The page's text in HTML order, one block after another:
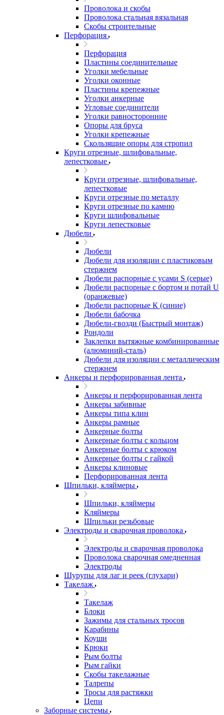
Проволока и скобы
Проволока стальная вязальная
Скобы строительные
Перфорация
Перфорация
Пластины соединительные
Уголки мебельные
Уголки оконные
Пластины крепежные
Уголки анкерные
Угловые соединители
Уголки равносторонние
Опоры для бруса
Уголки крепежные
Скользящие опоры для стропил
Круги отрезные, шлифовальные,
лепестковые
Круги отрезные, шлифовальные,
лепестковые
Круги отрезные по металлу
Круги отрезные по камню
Круги шлифовальные
Круги лепестковые
Дюбели
Дюбели
Дюбели для изоляции с пластиковым
стержнем
Дюбели распорные с усами S (серые)
Дюбели распорные c бортом и потай U
(оранжевые)
Дюбели распорные К (синие)
Дюбели бабочка
Дюбели-гвозди (Быстрый монтаж)
Рондоли
Заклепки вытяжные комбинированные
(алюминий-сталь)
Дюбели для изоляции с металлическим
стержнем
Анкеры и перфорированная лента
Анкеры и перфорированная лента
Анкеры забивные
Анкеры типа клин
Анкеры рамные
Анкерные болты
Анкерные болты с кольцом
Анкерные болты с крюком
Анкерные болты с гайкой
Анкеры клиновые
Перфорированная лента
Шпильки, кляймеры
Шпильки, кляймеры
Кляймеры
Шпильки резьбовые
Электроды и сварочная проволока
Электроды и сварочная проволока
Проволока сварочная омедненная
Электроды
Шурупы для лаг и реек (глухари)
Такелаж
Такелаж
Блоки
Зажимы для стальных тросов
Карабины
Коуши
Крюки
Рым болты
Рым гайки
Скобы такелажные
Талрепы
Тросы для растяжки
Цепи
Заборные системы